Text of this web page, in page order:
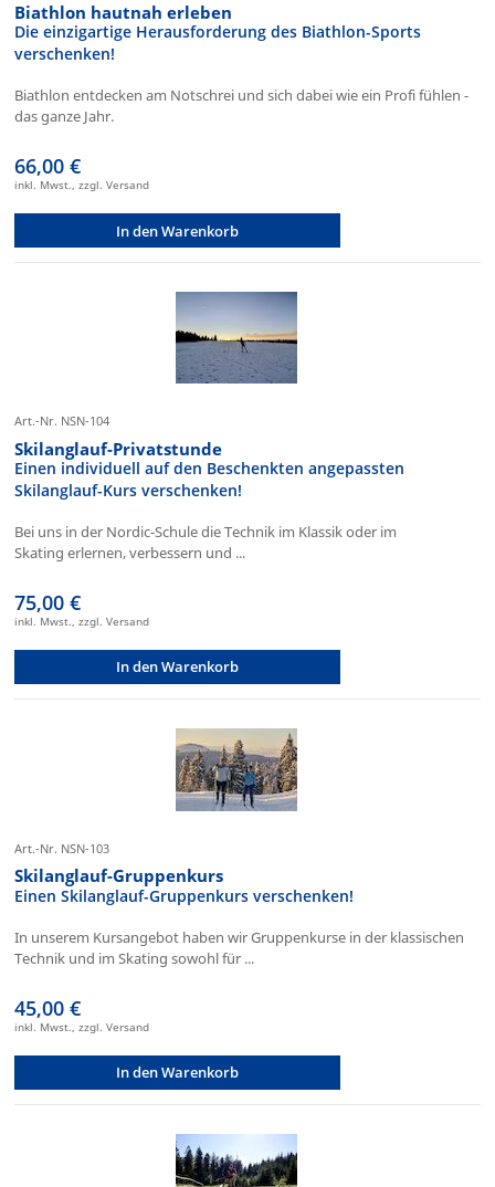
Biathlon hautnah erleben
Die einzigartige Herausforderung des Biathlon-Sports
verschenken!
Biathlon entdecken am Notschrei und sich dabei wie ein Profi fühlen -
das ganze Jahr.
66,00 €
inkl. Mwst., zzgl. Versand
In den Warenkorb
Art.-Nr. NSN-104
Skilanglauf-Privatstunde
Einen individuell auf den Beschenkten angepassten
Skilanglauf-Kurs verschenken!
Bei uns in der Nordic-Schule die Technik im Klassik oder im
Skating erlernen, verbessern und ...
75,00 €
inkl. Mwst., zzgl. Versand
In den Warenkorb
Art.-Nr. NSN-103
Skilanglauf-Gruppenkurs
Einen Skilanglauf-Gruppenkurs verschenken!
In unserem Kursangebot haben wir Gruppenkurse in der klassischen
Technik und im Skating sowohl für ...
45,00 €
inkl. Mwst., zzgl. Versand
In den Warenkorb